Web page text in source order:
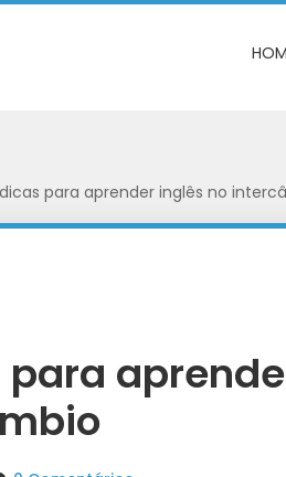
para aprender inglês no